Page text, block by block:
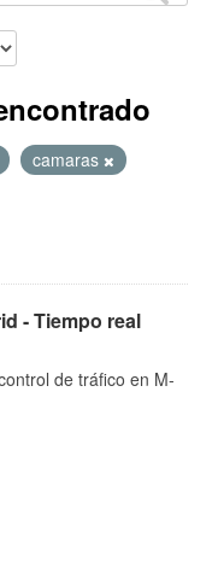
camaras
- Tiempo real
de tráfico en M-